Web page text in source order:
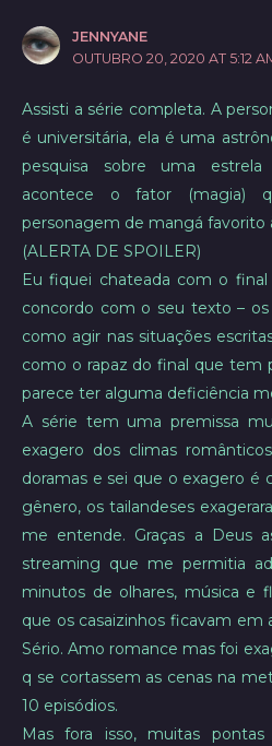
JENNYANE
OUTUBRO 20, 2020 AT 5:12
Assisti a série completa. A
é universitária, ela é uma
pesquisa sobre uma
acontece o fator (magia)
personagem de mangá favorito
(ALERTA DE SPOILER)
Eu fiquei chateada com o
concordo com o seu texto –
como agir nas situações
como o rapaz do final que tem
parece ter alguma deficiência
A série tem uma premissa
exagero dos climas
doramas e sei que o exagero é
gênero, os tailandeses
me entende. Graças a Deus
streaming que me permitia
minutos de olhares, música e
que os casaizinhos ficavam em
Sério. Amo romance mas foi
q se cortassem as cenas na
10 episódios.
Mas fora isso, muitas